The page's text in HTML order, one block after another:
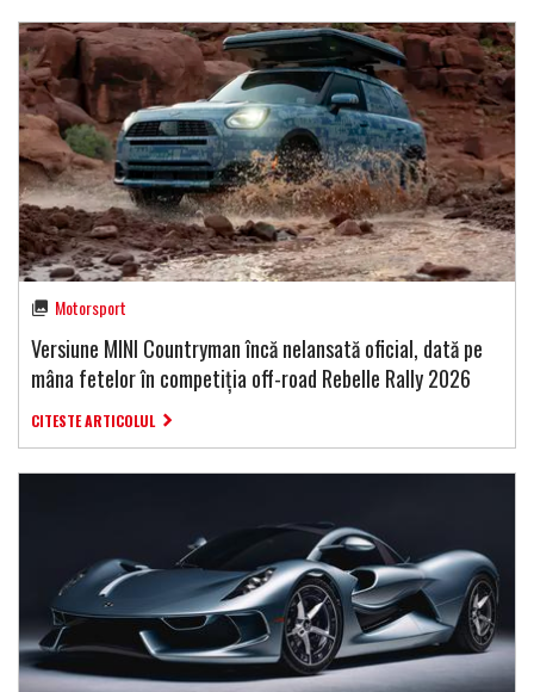
Motorsport
Versiune MINI Countryman încă nelansată oficial, dată pe
mâna fetelor în competiția off-road Rebelle Rally 2026
CITESTE ARTICOLUL